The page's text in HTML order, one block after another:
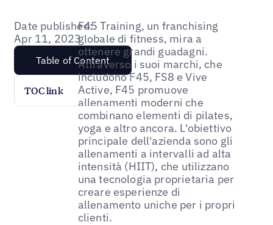
Date published:
Apr 11, 2023
Table of Content
TOC link
F45 Training, un franchising
globale di fitness, mira a
ottenere grandi guadagni.
Attraverso i suoi marchi, che
includono F45, FS8 e Vive
Active, F45 promuove
allenamenti moderni che
combinano elementi di pilates,
yoga e altro ancora. L'obiettivo
principale dell'azienda sono gli
allenamenti a intervalli ad alta
intensità (HIIT), che utilizzano
una tecnologia proprietaria per
creare esperienze di
allenamento uniche per i propri
clienti.